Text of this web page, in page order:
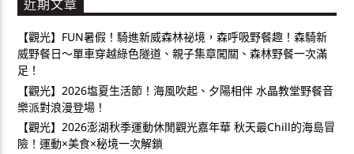
近期文章
【觀光】FUN暑假！騎進新威森林祕境，森呼吸野餐趣！森騎新
威野餐日～單車穿越綠色隧道、親子集章闖關、森林野餐一次滿
足！
【觀光】2026塩夏生活節！海風吹起、夕陽相伴 水晶教堂野餐音
樂派對浪漫登場！
【觀光】2026澎湖秋季運動休閒觀光嘉年華 秋天最Chill的海島冒
險！運動×美食×秘境一次解鎖